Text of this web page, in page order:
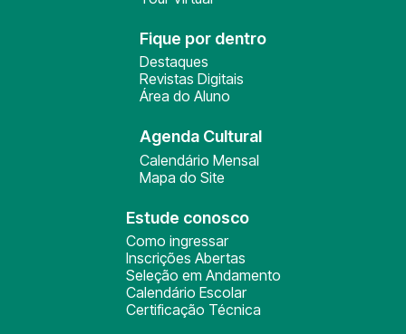
Fique por dentro
Destaques
Revistas Digitais
Área do Aluno
Agenda Cultural
Calendário Mensal
Mapa do Site
Estude conosco
Como ingressar
Inscrições Abertas
Seleção em Andamento
Calendário Escolar
Certificação Técnica